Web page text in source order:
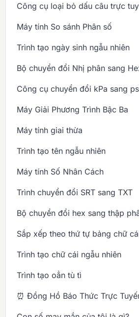
Công cụ loại bỏ dấu câu trực
Máy tính So sánh Phân số
Trình tạo ngày sinh ngẫu nhiên
Bộ chuyển đổi Nhị phân sang
Công cụ chuyển đổi kPa sang
Máy Giải Phương Trình Bậc Ba
Máy tính giai thừa
Trình tạo tên ngẫu nhiên
Máy tính Số Nhân Cách
Trình chuyển đổi SRT sang TXT
Bộ chuyển đổi hex sang thập
Sắp xếp theo thứ tự bảng chữ
Trình tạo chữ cái ngẫu nhiên
Trình tạo oẳn tù tì
⏰ Đồng Hồ Báo Thức Trực